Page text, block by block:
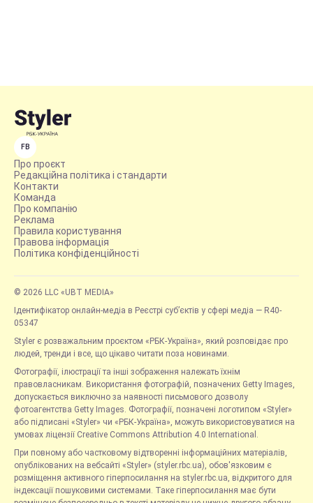
FB
Про проєкт
Редакційна політика і стандарти
Контакти
Команда
Про компанію
Реклама
Правила користування
Правова інформація
Політика конфіденційності
© 2026 LLC «UBT MEDIA»
Ідентифікатор онлайн-медіа в Реєстрі суб’єктів у сфері медіа — R40-
05347
Styler є розважальним проєктом «РБК-Україна», який розповідає про
людей, тренди і все, що цікаво читати поза новинами.
Фотографії, ілюстрації та інші зображення належать їхнім
правовласникам. Використання фотографій, позначених Getty Images,
допускається виключно за наявності письмового дозволу
фотоагентства Getty Images. Фотографії, позначені логотипом «Styler»
або підписані «Styler» чи «РБК-Україна», можуть використовуватися на
умовах ліцензії Creative Commons Attribution 4.0 International.
При повному або частковому відтворенні інформаційних матеріалів,
опублікованих на вебсайті «Styler» (styler.rbc.ua), обов'язковим є
розміщення активного гіперпосилання на styler.rbc.ua, відкритого для
індексації пошуковими системами. Таке гіперпосилання має бути